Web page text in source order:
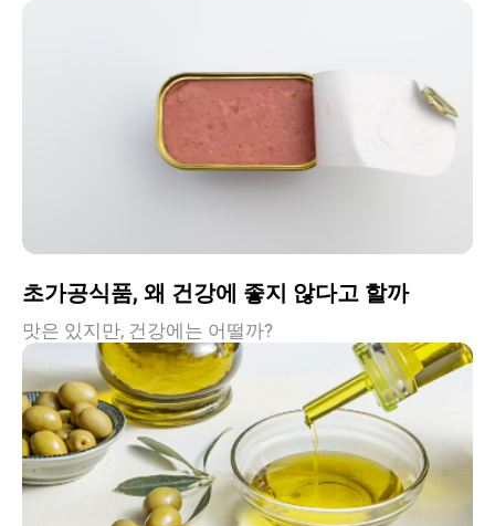
초가공식품, 왜 건강에 좋지 않다고 할까
맛은 있지만, 건강에는 어떨까?